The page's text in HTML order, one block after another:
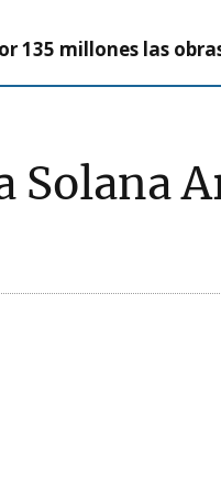
135 millones las
Solana